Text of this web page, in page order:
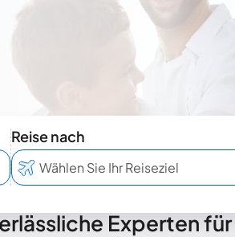
Reise nach
Experten für